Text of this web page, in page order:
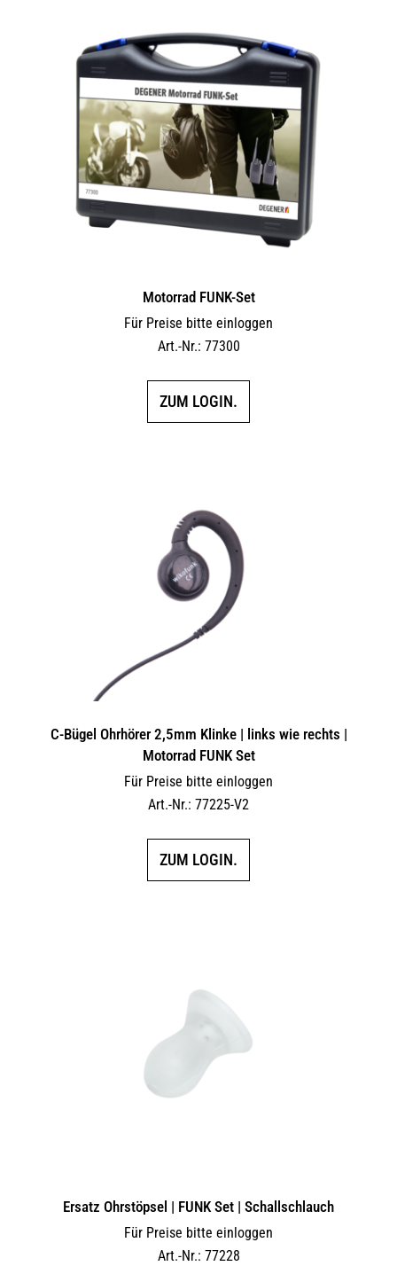
Motorrad FUNK-Set
Für Preise bitte einloggen
Art.-Nr.: 77300
ZUM LOGIN.
C-Bügel Ohrhörer 2,5mm Klinke | links wie rechts |
Motorrad FUNK Set
Für Preise bitte einloggen
Art.-Nr.: 77225-V2
ZUM LOGIN.
Ersatz Ohrstöpsel | FUNK Set | Schallschlauch
Für Preise bitte einloggen
Art.-Nr.: 77228